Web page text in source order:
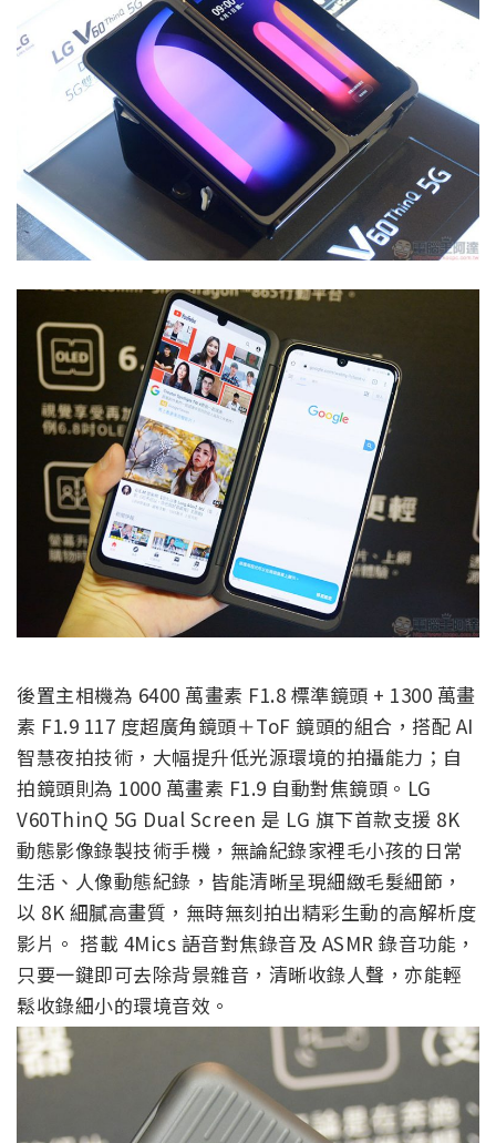
後置主相機為 6400 萬畫素 F1.8 標準鏡頭 + 1300 萬畫
素 F1.9 117 度超廣角鏡頭＋ToF 鏡頭的組合，搭配 AI
智慧夜拍技術，大幅提升低光源環境的拍攝能力；自
拍鏡頭則為 1000 萬畫素 F1.9 自動對焦鏡頭 。LG
V60ThinQ 5G Dual Screen 是 LG 旗下首款支援 8K
動態影像錄製技術手機，無論紀錄家裡毛小孩的日常
生活、人像動態紀錄，皆能清晰呈現細緻毛髮細節，
以 8K 細膩高畫質，無時無刻拍出精彩生動的高解析度
影片。 搭載 4Mics 語音對焦錄音及 ASMR 錄音功能，
只要一鍵即可去除背景雜音，清晰收錄人聲，亦能輕
鬆收錄細小的環境音效。